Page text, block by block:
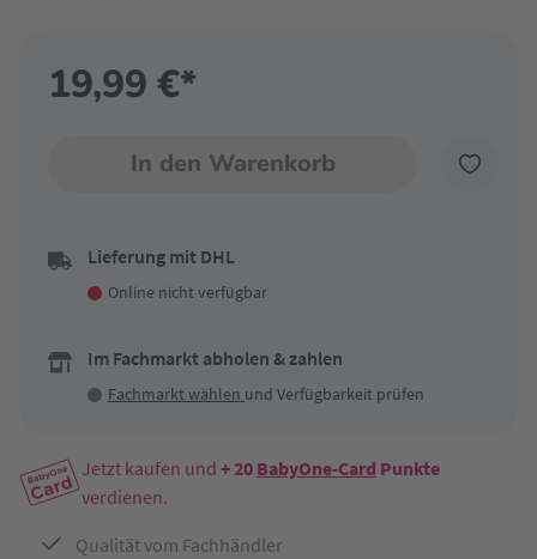
19,99 €*
In den Warenkorb
Lieferung mit DHL
Online nicht verfügbar
Im Fachmarkt abholen & zahlen
Fachmarkt wählen und Verfügbarkeit prüfen
Jetzt kaufen und + 20 BabyOne-Card Punkte
verdienen.
Qualität vom Fachhändler